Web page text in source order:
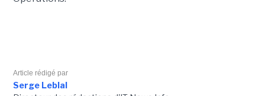
Article rédigé par
Serge Leblal